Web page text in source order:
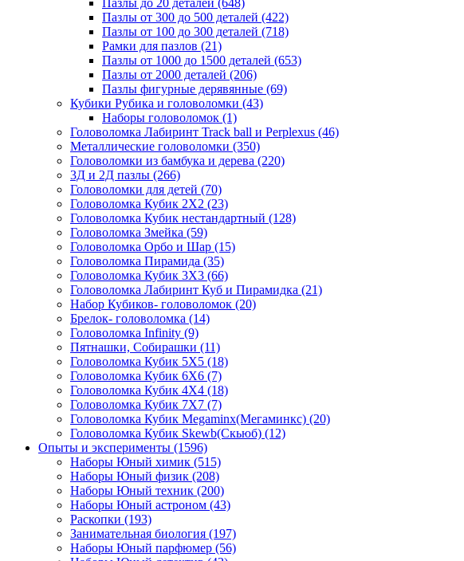
Пазлы до 20 деталей (648)
Пазлы от 300 до 500 деталей (422)
Пазлы от 100 до 300 деталей (718)
Рамки для пазлов (21)
Пазлы от 1000 до 1500 деталей (653)
Пазлы от 2000 деталей (206)
Пазлы фигурные дерявянные (69)
Кубики Рубика и головоломки (43)
Наборы головоломок (1)
Головоломка Лабиринт Track ball и Perplexus (46)
Металлические головоломки (350)
Головоломки из бамбука и дерева (220)
3Д и 2Д пазлы (266)
Головоломки для детей (70)
Головоломка Кубик 2Х2 (23)
Головоломка Кубик нестандартный (128)
Головоломка Змейка (59)
Головоломка Орбо и Шар (15)
Головоломка Пирамида (35)
Головоломка Кубик 3Х3 (66)
Головоломка Лабиринт Куб и Пирамидка (21)
Набор Кубиков- головоломок (20)
Брелок- головоломка (14)
Головоломка Infinity (9)
Пятнашки, Собирашки (11)
Головоломка Кубик 5Х5 (18)
Головоломка Кубик 6Х6 (7)
Головоломка Кубик 4Х4 (18)
Головоломка Кубик 7Х7 (7)
Головоломка Кубик Megaminx(Мегаминкс) (20)
Головоломка Кубик Skewb(Скьюб) (12)
Опыты и эксперименты (1596)
Наборы Юный химик (515)
Наборы Юный физик (208)
Наборы Юный техник (200)
Наборы Юный астроном (43)
Раскопки (193)
Занимательная биология (197)
Наборы Юный парфюмер (56)